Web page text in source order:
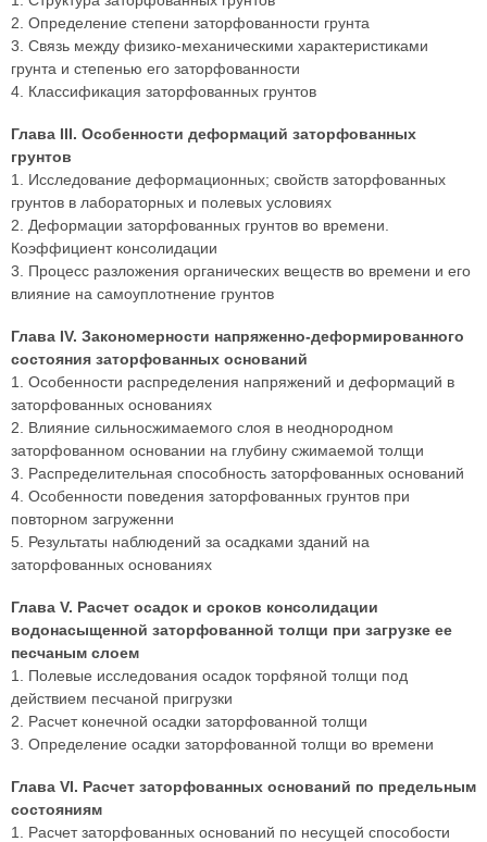
2. Определение степени заторфованности грунта
3. Связь между физико-механическими характеристиками
грунта и степенью его заторфованности
4. Классификация заторфованных грунтов
Глава III. Особенности деформаций заторфованных
грунтов
1. Исследование деформационных; свойств заторфованных
грунтов в лабораторных и полевых условиях
2. Деформации заторфованных грунтов во времени.
Коэффициент консолидации
3. Процесс разложения органических веществ во времени и его
влияние на самоуплотнение грунтов
Глава IV. Закономерности напряженно-деформированного
состояния заторфованных оснований
1. Особенности распределения напряжений и деформаций в
заторфованных основаниях
2. Влияние сильносжимаемого слоя в неоднородном
заторфованном основании на глубину сжимаемой толщи
3. Распределительная способность заторфованных оснований
4. Особенности поведения заторфованных грунтов при
повторном загруженни
5. Результаты наблюдений за осадками зданий на
заторфованных основаниях
Глава V. Расчет осадок и сроков консолидации
водонасыщенной заторфованной толщи при загрузке ее
песчаным слоем
1. Полевые исследования осадок торфяной толщи под
действием песчаной пригрузки
2. Расчет конечной осадки заторфованной толщи
3. Определение осадки заторфованной толщи во времени
Глава VI. Расчет заторфованных оснований по предельным
состояниям
1. Расчет заторфованных оснований по несущей способости